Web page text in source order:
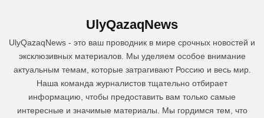
UlyQazaqNews
UlyQazaqNews - это ваш проводник в мире срочных новостей и
эксклюзивных материалов. Мы уделяем особое внимание
актуальным темам, которые затрагивают Россию и весь мир.
Наша команда журналистов тщательно отбирает
информацию, чтобы предоставить вам только самые
интересные и значимые материалы. Мы гордимся тем, что